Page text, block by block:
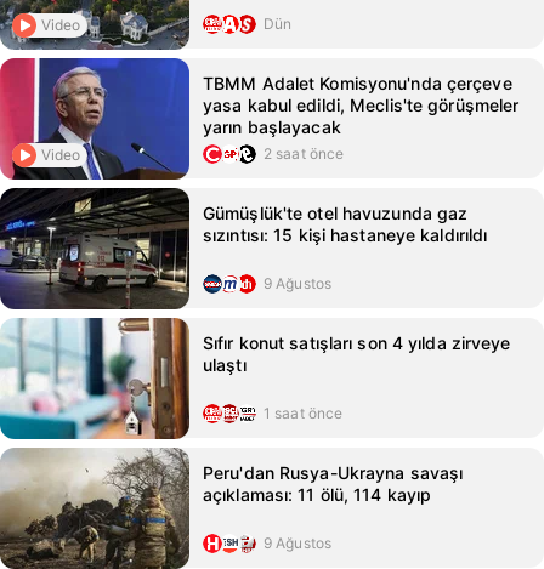
Video Dün
Video
TBMM Adalet Komisyonu'nda çerçeve
yasa kabul edildi, Meclis'te görüşmeler
yarın başlayacak
2 saat önce
Gümüşlük'te otel havuzunda gaz
sızıntısı: 15 kişi hastaneye kaldırıldı
9 Ağustos
Sıfır konut satışları son 4 yılda zirveye
ulaştı
1 saat önce
Peru'dan Rusya-Ukrayna savaşı
açıklaması: 11 ölü, 114 kayıp
9 Ağustos